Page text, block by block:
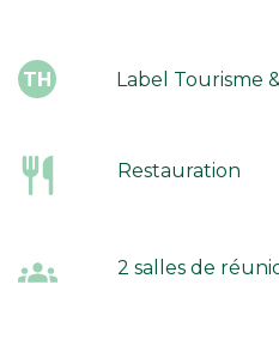
TH Label Tourisme
Restauration
2 salles de